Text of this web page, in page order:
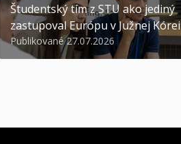
Študentský tím z STU ako jediný
zastupoval Európu v Južnej Kórei
Publikované 27.07.2026